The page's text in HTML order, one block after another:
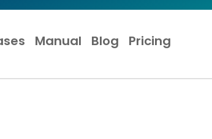
Manual Blog Pricing